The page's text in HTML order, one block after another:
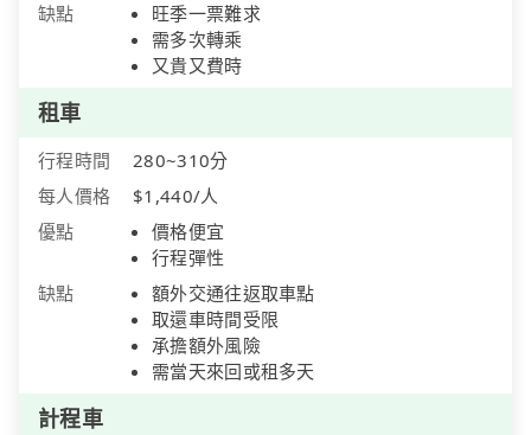
缺點
旺季一票難求
需多次轉乘
又貴又費時
租車
行程時間
280~310分
每人價格
$1,440/人
優點
價格便宜
行程彈性
缺點
額外交通往返取車點
取還車時間受限
承擔額外風險
需當天來回或租多天
計程車